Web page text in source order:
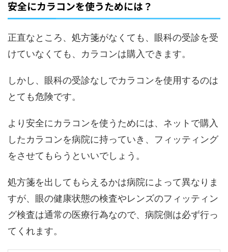
安全にカラコンを使うためには？
正直なところ、処方箋がなくても、眼科の受診を受
けていなくても、カラコンは購入できます。
しかし、眼科の受診なしでカラコンを使用するのは
とても危険です。
より安全にカラコンを使うためには、ネットで購入
したカラコンを病院に持っていき、フィッティング
をさせてもらうといいでしょう。
処方箋を出してもらえるかは病院によって異なりま
すが、眼の健康状態の検査やレンズのフィッティン
グ検査は通常の医療行為なので、病院側は必ず行っ
てくれます。